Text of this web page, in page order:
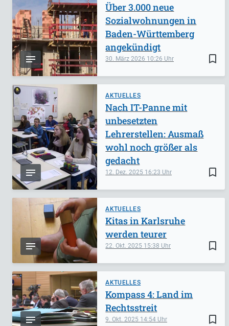
bookmark_border
30. März 2026 10:26
Über 3.000 neue
Sozialwohnungen in
Baden-Württemberg
angekündigt
AKTUELLES
bookmark_border
12. Dez. 2025 16:23
Nach IT-Panne mit
unbesetzten
Lehrerstellen: Ausmaß
wohl noch größer als
gedacht
AKTUELLES
bookmark_border
22. Okt. 2025 15:38
Kitas in Karlsruhe
werden teurer
AKTUELLES
bookmark_border
9. Okt. 2025 14:54
Kompass 4: Land im
Rechtsstreit